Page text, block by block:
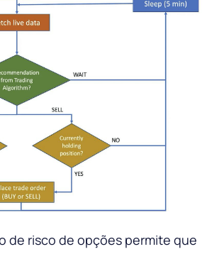
de risco de opções permite que